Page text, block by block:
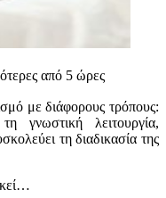
από 5 ώρες
με διάφορους τρόπους:
γνωστική λειτουργία,
τη διαδικασία της